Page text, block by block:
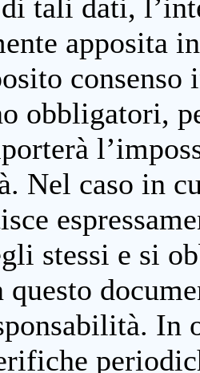
tali dati,
apposita
obbligatori,
Nel caso in
stessi e si
In